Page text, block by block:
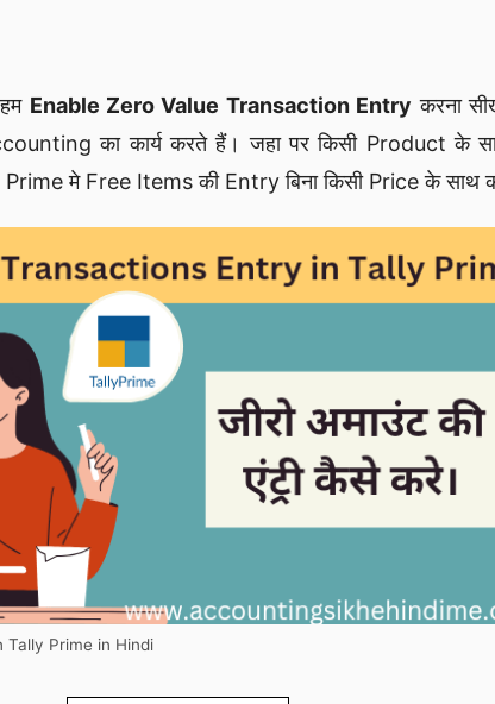
Enable Zero Value Transaction Entry करना
का कार्य करते हैं। जहा पर किसी Product के
मे Free Items की Entry बिना किसी Price के साथ
Tally Prime in Hindi